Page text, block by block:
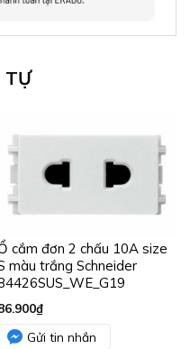
TỰ
cắm đơn 2 chấu 10A size
màu trắng Schneider
₫
Gửi tin nhắn